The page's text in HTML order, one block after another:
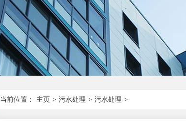
当前位置： 主页 > 污水处理 > 污水处理 >